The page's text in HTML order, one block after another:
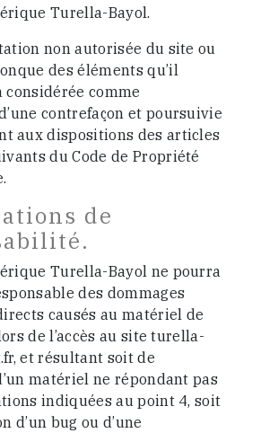
Turella-Bayol.
non autorisée du site ou
des éléments qu’il
comme
contrefaçon et poursuivie
aux dispositions des articles
du Code de Propriété
de
Turella-Bayol ne pourra
des dommages
causés au matériel de
de l’accès au site turella-
et résultant soit de
matériel ne répondant pas
indiquées au point 4, soit
d’un bug ou d’une